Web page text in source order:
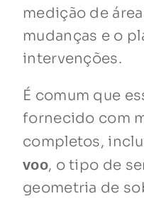
medição de
mudanças e o
intervenções.
É comum que
fornecido com
completos,
voo, o tipo de
geometria de